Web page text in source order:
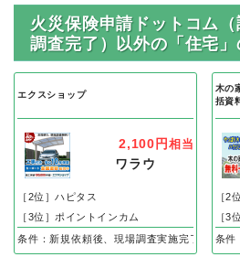
火災保険申請ドットコム
調査完了）以外の「住宅
エクスショップ
2,100円 相当
ワラウ
［2位］ハピタス
［3位］ポイントインカム
条件：新規依頼後、現場調査実施完了
木の
括資
［2
［3
条件